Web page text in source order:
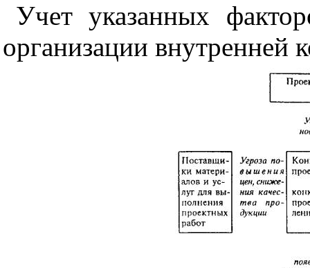
Учетуказанных
организации внутренней